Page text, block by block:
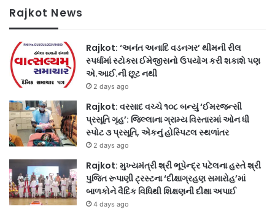
Rajkot News
Rajkot: ‘અનંત અનાદિ વડનગર’ થીમની રીલ
સ્પર્ધામાં સ્ટોક્સ ઈમેજીસનો ઉપયોગ કરી શકાશે પણ
એ.આઈ.ની છૂટ નથી
2 days ago
Rajkot: વરસાદ વચ્ચે ૧૦૮ બન્યું ‘ઈમરજન્સી
પ્રસૂતિ ગૃહ’: જિલ્લાના ગ્રામ્ય વિસ્તારમાં ઓન ધી
સ્પોટ ૩ પ્રસૂતિ, એકનું હોસ્પિટલ સ્થળાંતર
2 days ago
Rajkot: મુખ્યમંત્રી શ્રી ભૂપેન્દ્ર પટેલના હસ્તે શ્રી
પુજિત રૂપાણી ટ્રસ્ટના ‘દીક્ષાગ્રહણ સમારોહ’માં
બાળકોને વૈદિક વિધિથી શિક્ષણની દીક્ષા અપાઈ
4 days ago